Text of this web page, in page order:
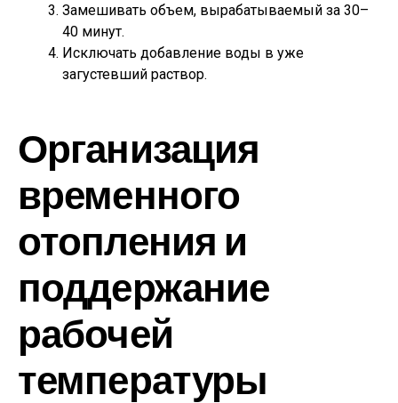
Замешивать объем, вырабатываемый за 30–
40 минут.
Исключать добавление воды в уже
загустевший раствор.
Организация
временного
отопления и
поддержание
рабочей
температуры